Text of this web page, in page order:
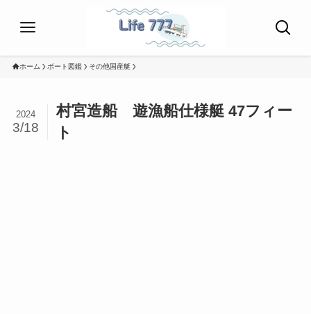
ホーム ボート図鑑 その他国産艇
村宮造船 遊漁船仕様艇 47フィー
ト
2024
3/18